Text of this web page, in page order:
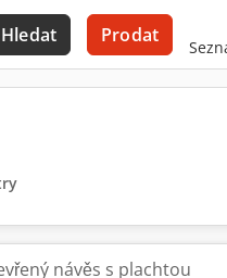
Hledat Prodat
návěs s plachtou